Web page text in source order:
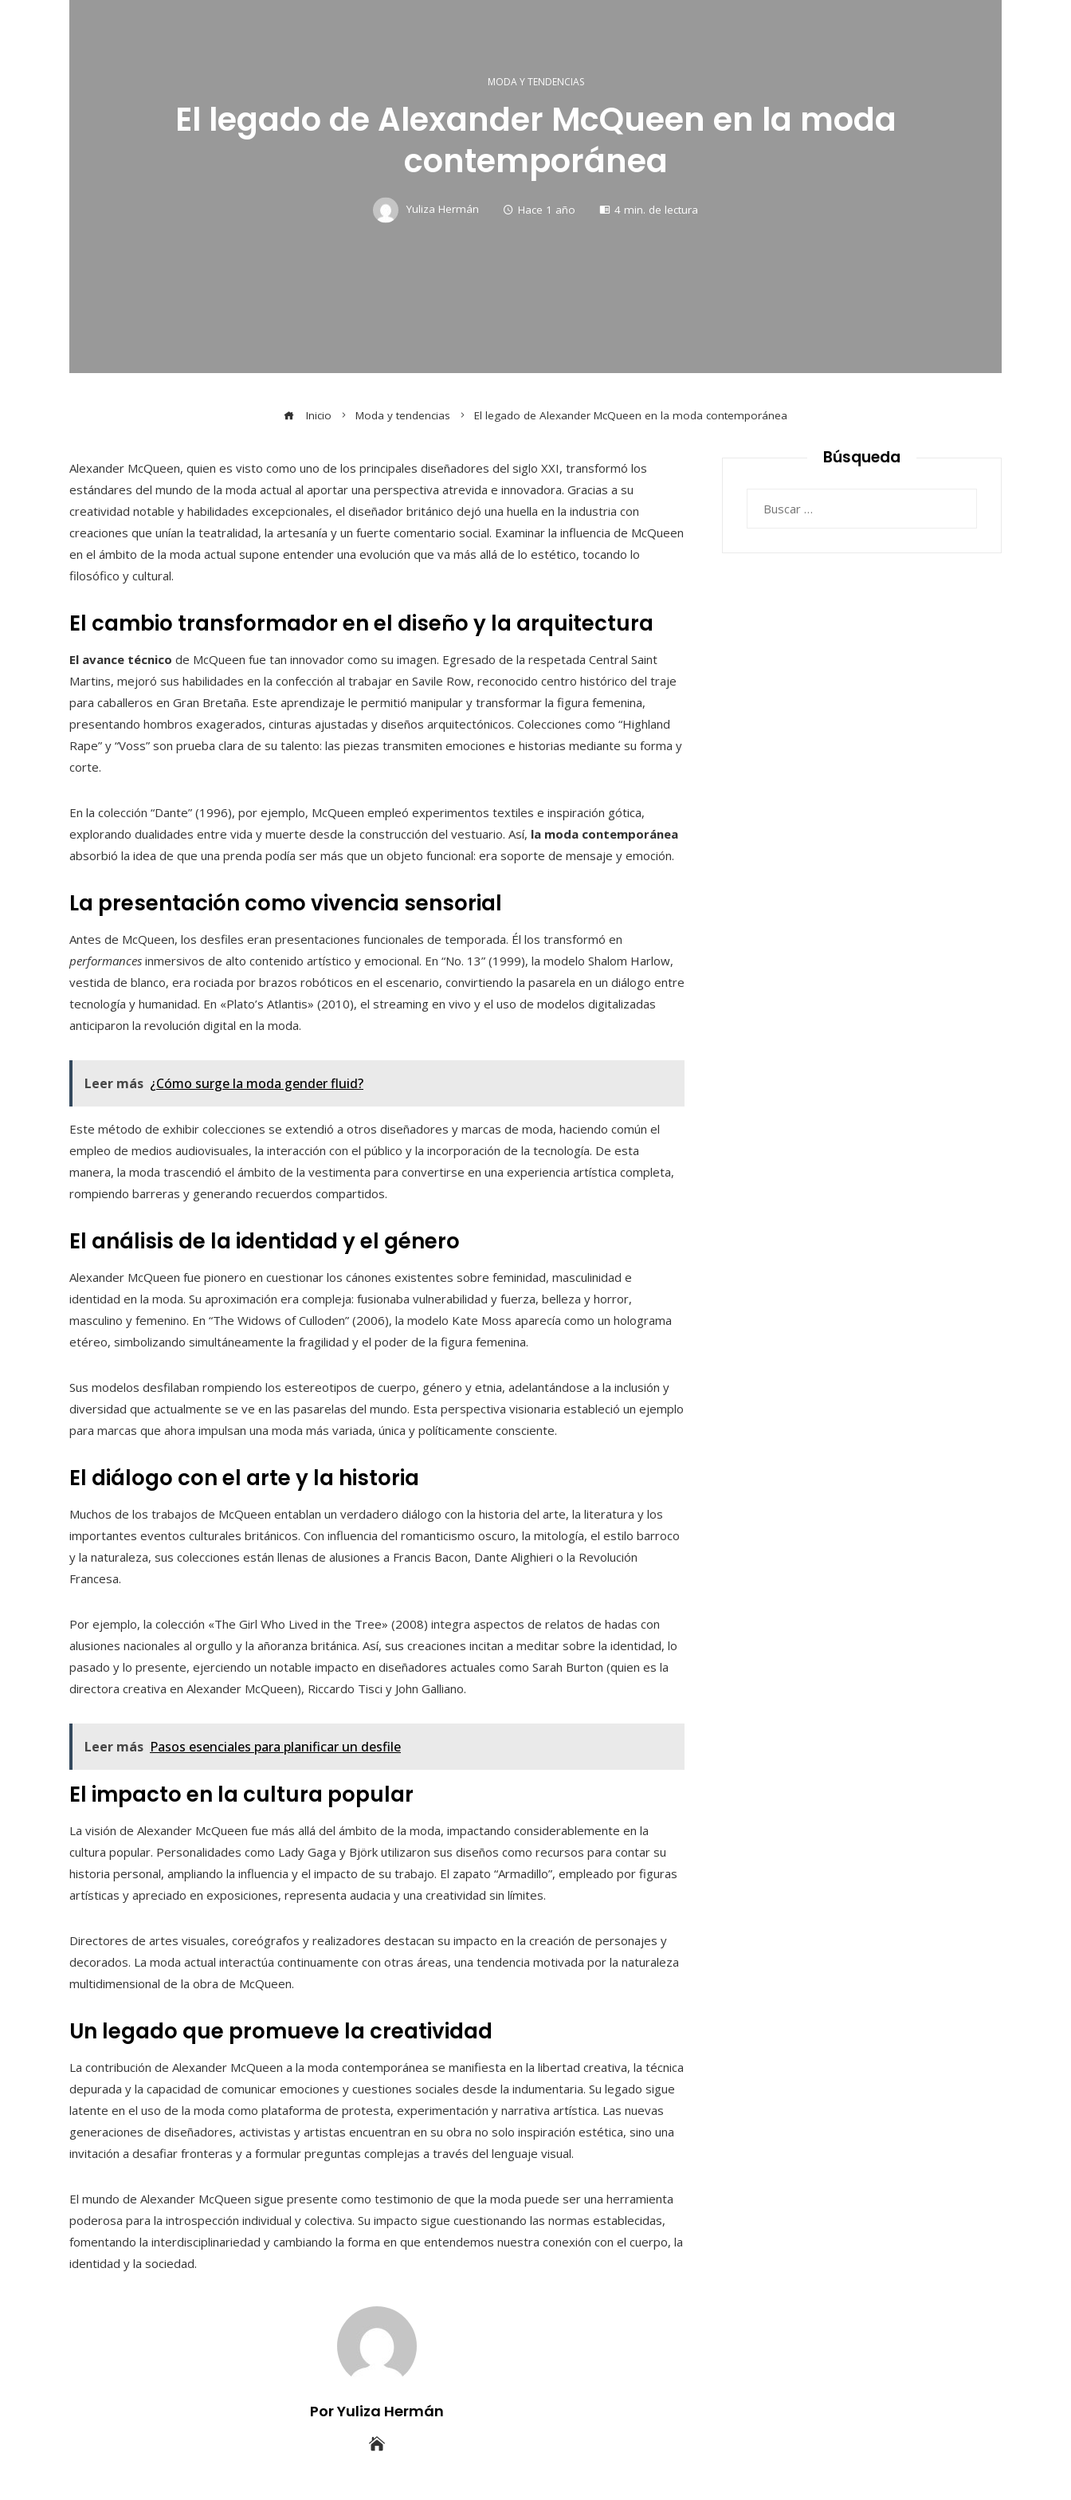
MODA Y TENDENCIAS
El legado de Alexander McQueen en la moda
contemporánea
Yuliza Hermán Hace 1 año 4 min. de lectura
Inicio Moda y tendencias El legado de Alexander McQueen en la moda contemporánea
Alexander McQueen, quien es visto como uno de los principales diseñadores del siglo XXI, transformó los
estándares del mundo de la moda actual al aportar una perspectiva atrevida e innovadora. Gracias a su
creatividad notable y habilidades excepcionales, el diseñador británico dejó una huella en la industria con
creaciones que unían la teatralidad, la artesanía y un fuerte comentario social. Examinar la influencia de McQueen
en el ámbito de la moda actual supone entender una evolución que va más allá de lo estético, tocando lo
filosófico y cultural.
El cambio transformador en el diseño y la arquitectura
El avance técnico de McQueen fue tan innovador como su imagen. Egresado de la respetada Central Saint
Martins, mejoró sus habilidades en la confección al trabajar en Savile Row, reconocido centro histórico del traje
para caballeros en Gran Bretaña. Este aprendizaje le permitió manipular y transformar la figura femenina,
presentando hombros exagerados, cinturas ajustadas y diseños arquitectónicos. Colecciones como “Highland
Rape” y “Voss” son prueba clara de su talento: las piezas transmiten emociones e historias mediante su forma y
corte.
En la colección “Dante” (1996), por ejemplo, McQueen empleó experimentos textiles e inspiración gótica,
explorando dualidades entre vida y muerte desde la construcción del vestuario. Así, la moda contemporánea
absorbió la idea de que una prenda podía ser más que un objeto funcional: era soporte de mensaje y emoción.
La presentación como vivencia sensorial
Antes de McQueen, los desfiles eran presentaciones funcionales de temporada. Él los transformó en
performances inmersivos de alto contenido artístico y emocional. En “No. 13” (1999), la modelo Shalom Harlow,
vestida de blanco, era rociada por brazos robóticos en el escenario, convirtiendo la pasarela en un diálogo entre
tecnología y humanidad. En «Plato’s Atlantis» (2010), el streaming en vivo y el uso de modelos digitalizadas
anticiparon la revolución digital en la moda.
Leer más ¿Cómo surge la moda gender fluid?
Este método de exhibir colecciones se extendió a otros diseñadores y marcas de moda, haciendo común el
empleo de medios audiovisuales, la interacción con el público y la incorporación de la tecnología. De esta
manera, la moda trascendió el ámbito de la vestimenta para convertirse en una experiencia artística completa,
rompiendo barreras y generando recuerdos compartidos.
El análisis de la identidad y el género
Alexander McQueen fue pionero en cuestionar los cánones existentes sobre feminidad, masculinidad e
identidad en la moda. Su aproximación era compleja: fusionaba vulnerabilidad y fuerza, belleza y horror,
masculino y femenino. En “The Widows of Culloden” (2006), la modelo Kate Moss aparecía como un holograma
etéreo, simbolizando simultáneamente la fragilidad y el poder de la figura femenina.
Sus modelos desfilaban rompiendo los estereotipos de cuerpo, género y etnia, adelantándose a la inclusión y
diversidad que actualmente se ve en las pasarelas del mundo. Esta perspectiva visionaria estableció un ejemplo
para marcas que ahora impulsan una moda más variada, única y políticamente consciente.
El diálogo con el arte y la historia
Muchos de los trabajos de McQueen entablan un verdadero diálogo con la historia del arte, la literatura y los
importantes eventos culturales británicos. Con influencia del romanticismo oscuro, la mitología, el estilo barroco
y la naturaleza, sus colecciones están llenas de alusiones a Francis Bacon, Dante Alighieri o la Revolución
Francesa.
Por ejemplo, la colección «The Girl Who Lived in the Tree» (2008) integra aspectos de relatos de hadas con
alusiones nacionales al orgullo y la añoranza británica. Así, sus creaciones incitan a meditar sobre la identidad, lo
pasado y lo presente, ejerciendo un notable impacto en diseñadores actuales como Sarah Burton (quien es la
directora creativa en Alexander McQueen), Riccardo Tisci y John Galliano.
Leer más Pasos esenciales para planificar un desfile
El impacto en la cultura popular
La visión de Alexander McQueen fue más allá del ámbito de la moda, impactando considerablemente en la
cultura popular. Personalidades como Lady Gaga y Björk utilizaron sus diseños como recursos para contar su
historia personal, ampliando la influencia y el impacto de su trabajo. El zapato “Armadillo”, empleado por figuras
artísticas y apreciado en exposiciones, representa audacia y una creatividad sin límites.
Directores de artes visuales, coreógrafos y realizadores destacan su impacto en la creación de personajes y
decorados. La moda actual interactúa continuamente con otras áreas, una tendencia motivada por la naturaleza
multidimensional de la obra de McQueen.
Un legado que promueve la creatividad
La contribución de Alexander McQueen a la moda contemporánea se manifiesta en la libertad creativa, la técnica
depurada y la capacidad de comunicar emociones y cuestiones sociales desde la indumentaria. Su legado sigue
latente en el uso de la moda como plataforma de protesta, experimentación y narrativa artística. Las nuevas
generaciones de diseñadores, activistas y artistas encuentran en su obra no solo inspiración estética, sino una
invitación a desafiar fronteras y a formular preguntas complejas a través del lenguaje visual.
El mundo de Alexander McQueen sigue presente como testimonio de que la moda puede ser una herramienta
poderosa para la introspección individual y colectiva. Su impacto sigue cuestionando las normas establecidas,
fomentando la interdisciplinariedad y cambiando la forma en que entendemos nuestra conexión con el cuerpo, la
identidad y la sociedad.
Por Yuliza Hermán
Búsqueda